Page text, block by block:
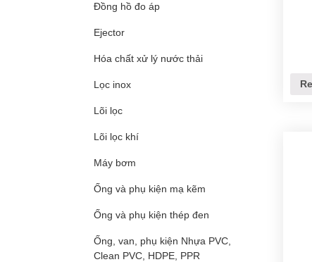
Đồng hồ đo áp
Ejector
Hóa chất xử lý nước thải
Lọc inox
Lõi lọc
Lõi lọc khí
Máy bơm
Ống và phụ kiện mạ kẽm
Ống và phụ kiện thép đen
Ống, van, phụ kiện Nhựa PVC,
Clean PVC, HDPE, PPR